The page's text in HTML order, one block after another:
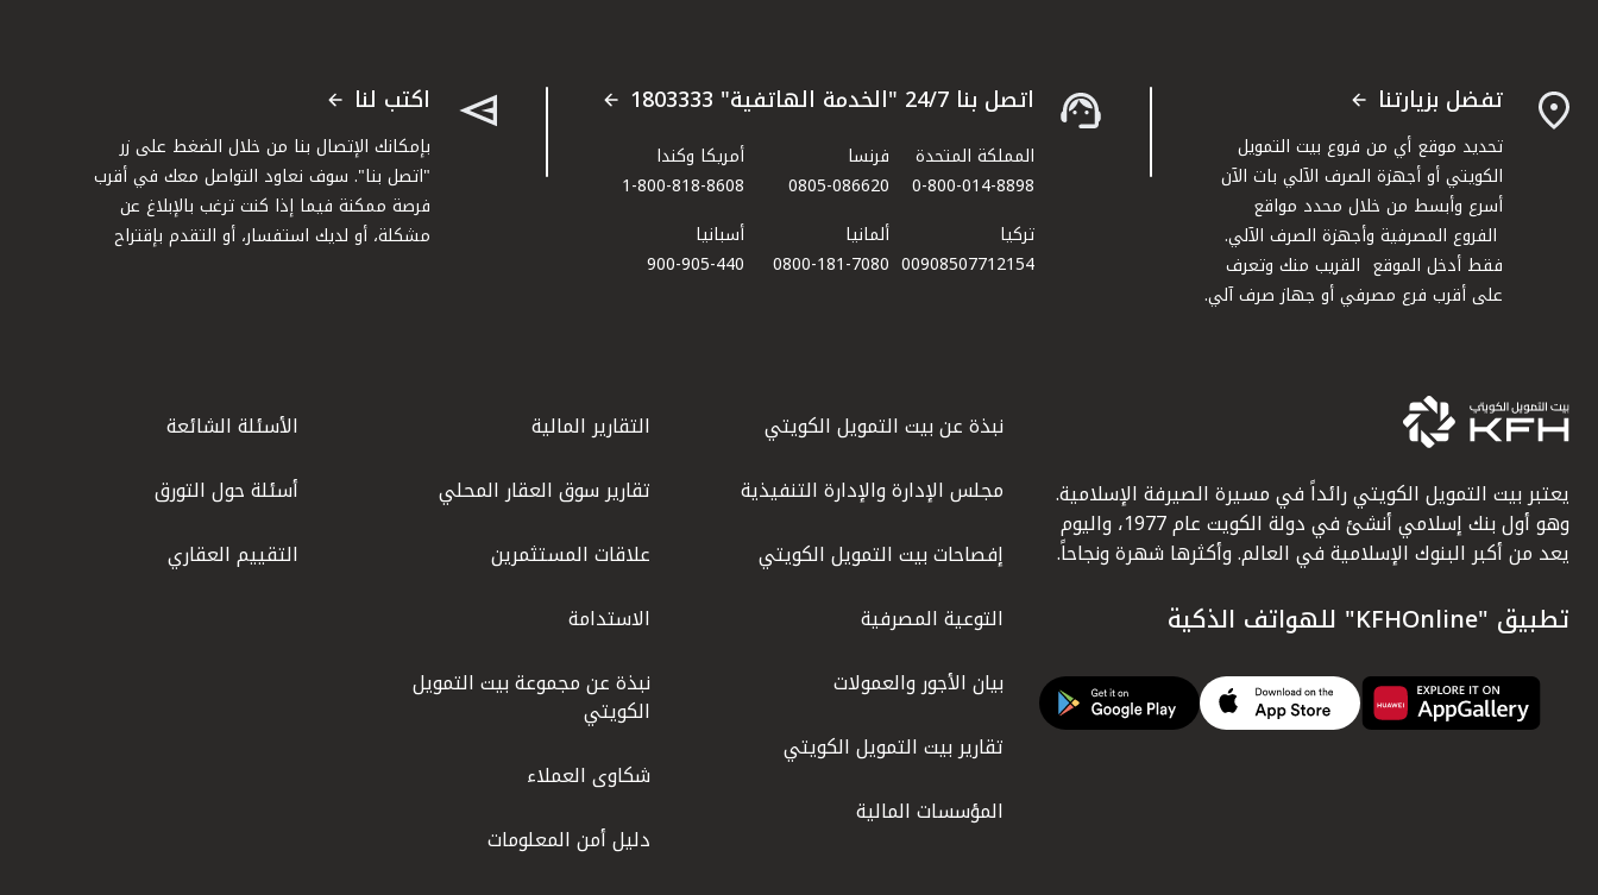
تفضل بزيارتنا
تحديد موقع أي من فروع بيت التمويل
الكويتي أو أجهزة الصرف الآلي بات الآن
أسرع وأبسط من خلال محدد مواقع
الفروع المصرفية وأجهزة الصرف الآلي.
فقط أدخل الموقع القريب منك وتعرف
على أقرب فرع مصرفي أو جهاز صرف آلي.
اتصل بنا 24/7 "الخدمة الهاتفية" 1803333
المملكة المتحدة
0-800-014-8898
فرنسا
0805-086620
أمريكا وكندا
1-800-818-8608
تركيا
00908507712154​
ألمانيا
0800-181-7080
أسبانيا
900-905-440
اكتب لنا
بإمكانك الإتصال بنا من خلال الضغط على زر
"اتصل بنا". سوف نعاود التواصل معك في أقرب
فرصة ممكنة فيما إذا كنت ترغب بالإبلاغ عن
مشكلة، أو لديك استفسار، أو التقدم بإقتراح
يعتبر بيت التمويل الكويتي رائداً في مسيرة الصيرفة الإسلامية.
وهو أول بنك إسلامي أنشئ في دولة الكويت عام 1977، واليوم
يعد من أكبر البنوك الإسلامية في العالم. وأكثرها شهرة ونجاحاً.
تطبيق "KFHOnline" للهواتف الذكية
نبذة عن بيت التمويل الكويتي
مجلس الإدارة والإدارة التنفيذية
إفصاحات بيت التمويل الكويتي
التوعية المصرفية
بيان الأجور والعمولات
تقارير بيت التمويل الكويتي
المؤسسات المالية
التقارير المالية
تقارير سوق العقار المحلي
علاقات المستثمرين
الاستدامة
نبذة عن مجموعة بيت التمويل
الكويتي
شكاوى العملاء
دليل أمن المعلومات
الأسئلة الشائعة
أسئلة حول التورق
التقييم العقاري